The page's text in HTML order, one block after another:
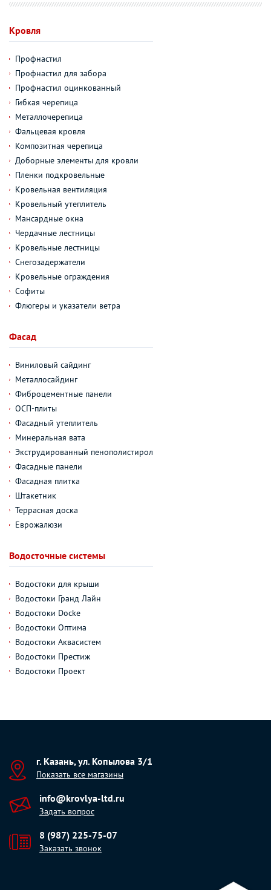
Кровля
Профнастил
Профнастил для забора
Профнастил оцинкованный
Гибкая черепица
Металлочерепица
Фальцевая кровля
Композитная черепица
Доборные элементы для кровли
Пленки подкровельные
Кровельная вентиляция
Кровельный утеплитель
Мансардные окна
Чердачные лестницы
Кровельные лестницы
Снегозадержатели
Кровельные ограждения
Софиты
Флюгеры и указатели ветра
Фасад
Виниловый сайдинг
Металлосайдинг
Фиброцементные панели
ОСП-плиты
Фасадный утеплитель
Минеральная вата
Экструдированный пенополистирол
Фасадные панели
Фасадная плитка
Штакетник
Террасная доска
Еврожалюзи
Водосточные системы
Водостоки для крыши
Водостоки Гранд Лайн
Водостоки Docke
Водостоки Оптима
Водостоки Аквасистем
Водостоки Престиж
Водостоки Проект
г. Казань, ул. Копылова 3/1
Показать все магазины
info@krovlya-ltd.ru
Задать вопрос
8 (987) 225-75-07
Заказать звонок